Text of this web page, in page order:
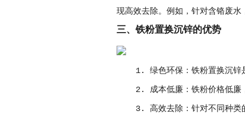
现高效去除。例如，针对含铬废水
三、铁粉置换沉锌的优势
1. 绿色环保：铁粉置换沉锌是
2. 成本低廉：铁粉价格低廉，
3. 高效去除：针对不同种类的